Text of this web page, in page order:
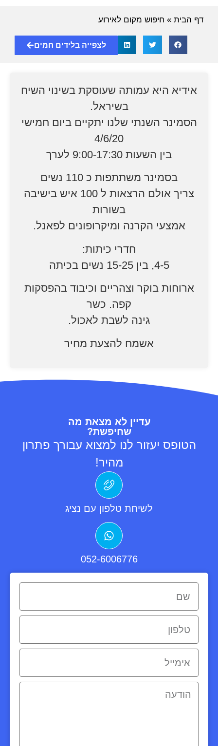
דף הבית » חיפוש מקום לאירוע
לצפייה בלידים חמים
אידיא היא עמותה שעוסקת בשינוי השיח
בשיראל.
הסמינר השנתי שלנו יתקיים ביום חמישי
4/6/20
בין השעות 9:00-17:30 לערך
בסמינר משתתפות כ 110 נשים
צריך אולם הרצאות ל 100 איש בישיבה
בשורות
אמצעי הקרנה ומיקרופונים לפאנל.
חדרי כיתות:
4-5, בין 15-25 נשים בכיתה
ארוחות בוקר וצהריים וכיבוד בהפסקות
קפה. כשר
גינה לשבת לאכול.
אשמח להצעת מחיר
עדיין לא מצאת מה
שחיפשת?
הטופס יעזור לנו למצוא עבורך פתרון
מהיר!
לשיחת טלפון עם נציג
052-6006776